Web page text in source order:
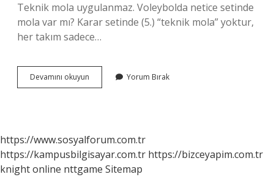
Teknik mola uygulanmaz. Voleybolda netice setinde
mola var mı? Karar setinde (5.) “teknik mola” yoktur,
her takım sadece…
Devamını okuyun
Mola
Yorum Bırak
https://www.sosyalforum.com.tr
https://kampusbilgisayar.com.tr https://bizceyapim.com.tr
knight online nttgame Sitemap